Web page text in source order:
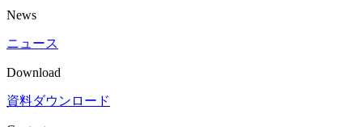
News
ニュース
Download
資料ダウンロード